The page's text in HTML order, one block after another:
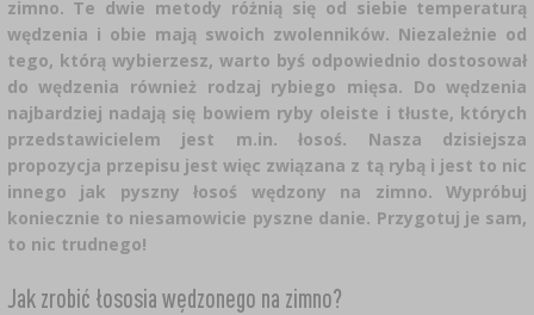
SUBSTANCJE POMOCNICZE W SEROWARSTWIE
SUBSTANCJE ŻELUJĄCE DŻEMY
ZESTAWY SERWOWARSKIE
DEKORACJE CUKIERNICZE I PRODUKTY DO
PIECZENIA
›
NADZIEWARKI ›
GARNKI I FORMY RZYMSKIE
MASZYNKI DO MIELENIA
PAKOWANIE PRÓŻNIOWE ›
AKCESORIA DO PEKLOWANIA
POŻYWKI
DROŻDŻE WINIARSKIE
ŚRODKI DODATKOWE
PAKOWANIE PRÓŻNIOWE ›
DODATKI AROMATYZUJĄCE I PRZYPRAWY
LITERATURA
POJEMNIKI FERMENTACYJNE
RURKI FERMENTACYJNE
AKCESORIA PIWOWARSKIE
KAPSLE
UBIJAKI DO KAPUSTY
BECZKI I WORKI
KAMIONKA
SOKOWNIKI
DODATKI SMAKOWE ›
ZACISKARKI
GĄSIORY ›
BUTELKI ›
ZAKRĘTKI
AKCESORIA I NARZĘDZIA OGRODNICZE
DOMKI I KARMNIKI
WĘDZARNIE I HAKI ›
GRILLOWANIE
NACZYNIA ŻELIWNE
RETRO
CZUJNIKI BEZPRZEWODOWE
zimno. Te dwie metody różnią się od siebie temperaturą
wędzenia i obie mają swoich zwolenników. Niezależnie od
tego, którą wybierzesz, warto byś odpowiednio dostosował
do wędzenia również rodzaj rybiego mięsa. Do wędzenia
najbardziej nadają się bowiem ryby oleiste i tłuste, których
przedstawicielem jest m.in. łosoś. Nasza dzisiejsza
propozycja przepisu jest więc związana z tą rybą i jest to nic
innego jak pyszny łosoś wędzony na zimno. Wypróbuj
koniecznie to niesamowicie pyszne danie. Przygotuj je sam,
to nic trudnego!
Jak zrobić łososia wędzonego na zimno?